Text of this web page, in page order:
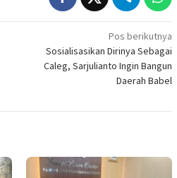
Pos berikutnya
Sosialisasikan Dirinya Sebagai
Caleg, Sarjulianto Ingin Bangun
Daerah Babel